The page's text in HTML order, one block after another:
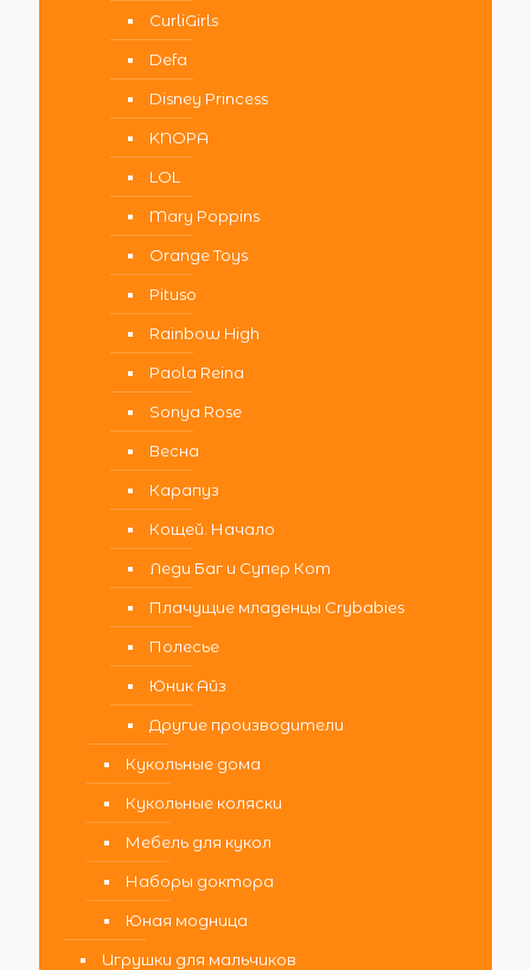
CurliGirls
Defa
Disney Princess
KNOPA
LOL
Mary Poppins
Orange Toys
Pituso
Rainbow High
Paola Reina
Sonya Rose
Весна
Карапуз
Кощей. Начало
Леди Баг и Супер Кот
Плачущие младенцы Crybabies
Полесье
Юник Айз
Другие производители
Кукольные дома
Кукольные коляски
Мебель для кукол
Наборы доктора
Юная модница
Игрушки для мальчиков